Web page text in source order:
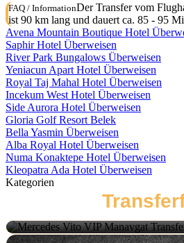
FAQ / InformationDer Transfer vom
ist 90 km lang und dauert ca. 85 - 95
Avena Mountain Boutique Hotel
Saphir Hotel Überweisen
River Park Bungalows Überweisen
Yeniacun Apart Hotel Überweisen
Royal Taj Mahal Hotel Überweisen
Incekum West Hotel Überweisen
Side Aurora Hotel Überweisen
Gloria Golf Resort Belek
Bella Yasmin Überweisen
Alba Royal Hotel Überweisen
Numa Konaktepe Hotel Überweisen
Kleopatra Ada Hotel Überweisen
Kategorien